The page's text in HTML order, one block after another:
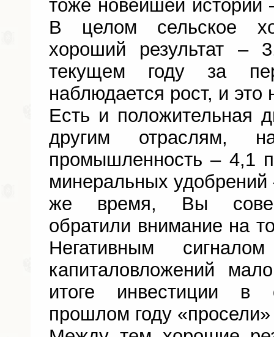
тоже новейшей истории
В целом сельское
хороший результат –
текущем году за
наблюдается рост, и
Есть и положительная
другим отраслям,
промышленность – 4,1
минеральных
же время, Вы
обратили внимание на
Негативным
капиталовложений
итоге инвестиции в
прошлом году